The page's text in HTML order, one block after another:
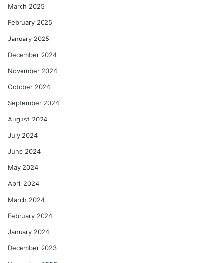
March 2025
February 2025
January 2025
December 2024
November 2024
October 2024
September 2024
August 2024
July 2024
June 2024
May 2024
April 2024
March 2024
February 2024
January 2024
December 2023